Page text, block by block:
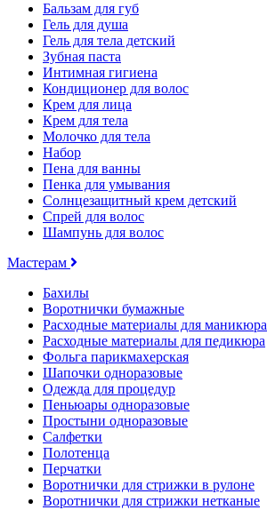
Бальзам для губ
Гель для душа
Гель для тела детский
Зубная паста
Интимная гигиена
Кондиционер для волос
Крем для лица
Крем для тела
Молочко для тела
Набор
Пена для ванны
Пенка для умывания
Солнцезащитный крем детский
Спрей для волос
Шампунь для волос
Мастерам
Бахилы
Воротнички бумажные
Расходные материалы для маникюра
Расходные материалы для педикюра
Фольга парикмахерская
Шапочки одноразовые
Одежда для процедур
Пеньюары одноразовые
Простыни одноразовые
Салфетки
Полотенца
Перчатки
Воротнички для стрижки в рулоне
Воротнички для стрижки нетканые